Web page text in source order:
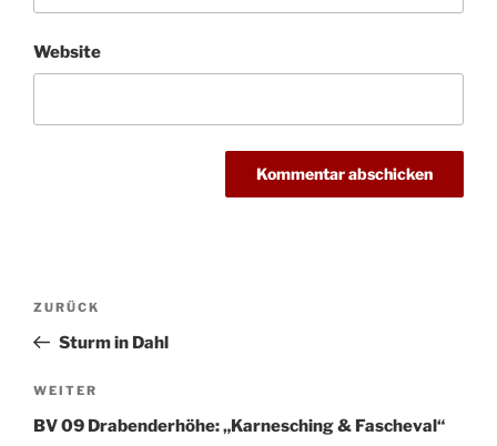
Website
Beitragsnavigation
Vorheriger
Beitrag
ZURÜCK
Sturm in Dahl
Nächster
Beitrag
WEITER
BV 09 Drabenderhöhe: „Karnesching & Fascheval“